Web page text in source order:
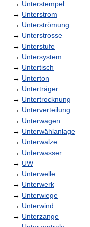
→ Unterstempel
→ Unterstrom
→ Unterströmung
→ Unterstrosse
→ Unterstufe
→ Untersystem
→ Untertisch
→ Unterton
→ Unterträger
→ Untertrocknung
→ Unterverteilung
→ Unterwagen
→ Unterwählanlage
→ Unterwalze
→ Unterwasser
→ UW
→ Unterwelle
→ Unterwerk
→ Unterwiege
→ Unterwind
→ Unterzange